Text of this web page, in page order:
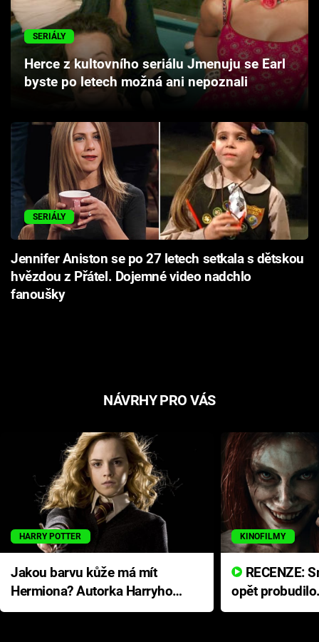
Hry
Cool Esport
Pořady
TV Program
Sledujte prima+
Přihlášení
Sledujte nás
SERIÁLY
Herce z kultovního seriálu Jmenuju se Earl
byste po letech možná ani nepoznali
SERIÁLY
Jennifer Aniston se po 27 letech setkala s dětskou
hvězdou z Přátel. Dojemné video nadchlo
fanoušky
NÁVRHY PRO VÁS
HARRY POTTER
Jakou barvu kůže má mít
Hermiona? Autorka Harryho
Pottera přišla s ráznou
KINOFILMY
opět
přichází s